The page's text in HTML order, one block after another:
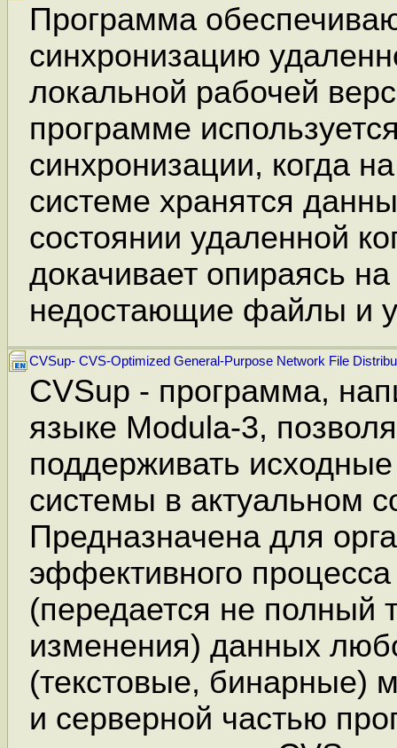
Программа
синхронизацию
локальной рабочей
программе
синхронизации, когда
системе хранятся
состоянии удаленной
докачивает опираясь
недостающие файлы и
CVSup- CVS-Optimized General-Purpose Network File
CVSup - программа,
языке Modula-3,
поддерживать
системы в актуальном
Предназначена для
эффективного
(передается не полный
изменения) данных
(текстовые, бинарные)
и серверной частью